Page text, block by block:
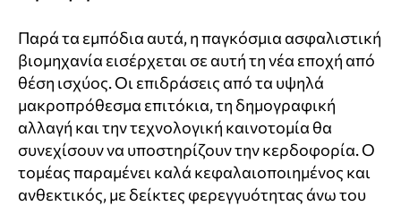
Παρά τα εμπόδια αυτά, η παγκόσμια ασφαλιστική
βιομηχανία εισέρχεται σε αυτή τη νέα εποχή από
θέση ισχύος. Οι επιδράσεις από τα υψηλά
μακροπρόθεσμα επιτόκια, τη δημογραφική
αλλαγή και την τεχνολογική καινοτομία θα
συνεχίσουν να υποστηρίζουν την κερδοφορία. Ο
τομέας παραμένει καλά κεφαλαιοποιημένος και
ανθεκτικός, με δείκτες φερεγγυότητας άνω του